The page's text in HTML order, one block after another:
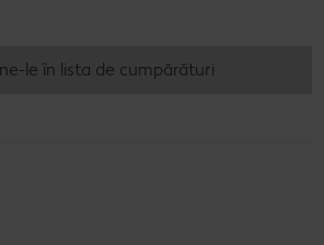
le în lista de cumpărături